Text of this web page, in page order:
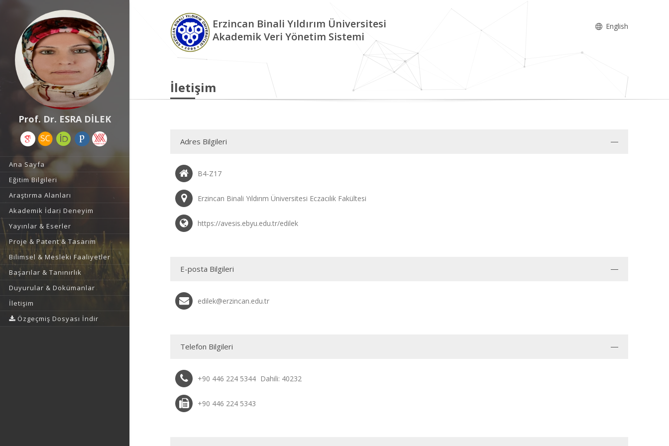
Prof. Dr. ESRA DİLEK
Ana Sayfa
Eğitim Bilgileri
Araştırma Alanları
Akademik İdari Deneyim
Yayınlar & Eserler
Proje & Patent & Tasarım
Bilimsel & Mesleki Faaliyetler
Başarılar & Tanınırlık
Duyurular & Dokümanlar
İletişim
Özgeçmiş Dosyası İndir
Erzincan Binali Yıldırım Üniversitesi
Akademik Veri Yönetim Sistemi
English
İletişim
Adres Bilgileri
B4-Z17
Erzincan Binali Yıldırım Üniversitesi Eczacılık Fakültesi
https://avesis.ebyu.edu.tr/edilek
E-posta Bilgileri
edilek@erzincan.edu.tr
Telefon Bilgileri
+90 446 224 5344 Dahili: 40232
+90 446 224 5343